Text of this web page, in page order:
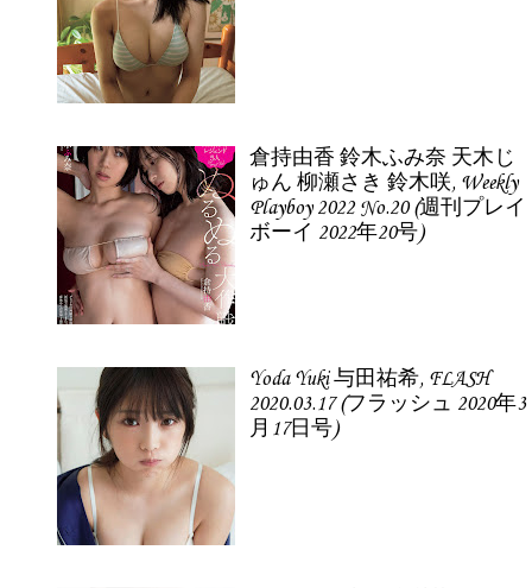
倉持由香 鈴木ふみ奈 天木じ
ゅん 柳瀬さき 鈴木咲, Weekly
Playboy 2022 No.20 (週刊プレイ
ボーイ 2022年20号)
Yoda Yuki 与田祐希, FLASH
2020.03.17 (フラッシュ 2020年3
月17日号)